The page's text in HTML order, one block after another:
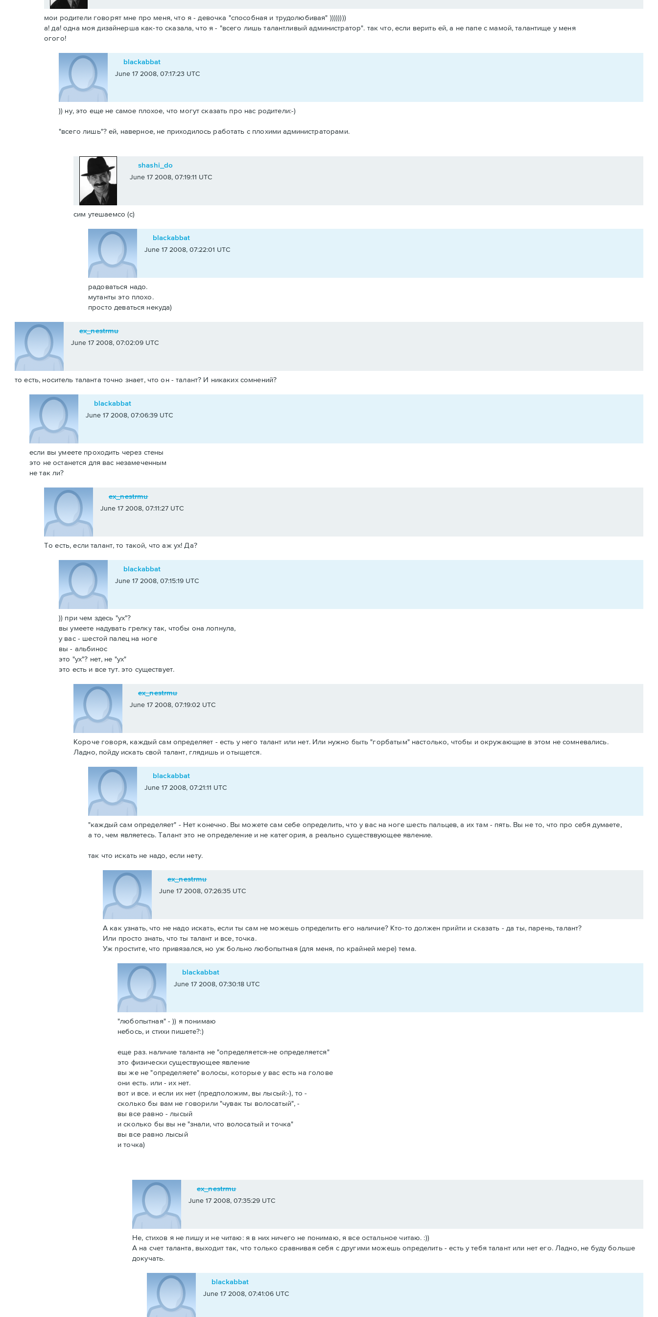
мои родители говорят мне про меня, что я - девочка "способная и трудолюбивая" ))))))))
а! да! одна моя дизайнерша как-то сказала, что я - "всего лишь талантливый администратор". так что, если верить ей, а не папе с мамой, талантище у меня
огого!
blackabbat
June 17 2008, 07:17:23 UTC
)) ну, это еще не самое плохое, что могут сказать про нас родители:-)
"всего лишь"? ей, наверное, не приходилось работать с плохими администраторами.
shashi_do
June 17 2008, 07:19:11 UTC
сим утешаемсо (с)
blackabbat
June 17 2008, 07:22:01 UTC
радоваться надо.
мутанты это плохо.
просто деваться некуда)
ex_nestrmu
June 17 2008, 07:02:09 UTC
то есть, носитель таланта точно знает, что он - талант? И никаких сомнений?
blackabbat
June 17 2008, 07:06:39 UTC
если вы умеете проходить через стены
это не останется для вас незамеченным
не так ли?
ex_nestrmu
June 17 2008, 07:11:27 UTC
То есть, если талант, то такой, что аж ух! Да?
blackabbat
June 17 2008, 07:15:19 UTC
)) при чем здесь "ух"?
вы умеете надувать грелку так, чтобы она лопнула,
у вас - шестой палец на ноге
вы - альбинос
это "ух"? нет, не "ух"
это есть и все тут. это существует.
ex_nestrmu
June 17 2008, 07:19:02 UTC
Короче говоря, каждый сам определяет - есть у него талант или нет. Или нужно быть "горбатым" настолько, чтобы и окружающие в этом не сомневались.
Ладно, пойду искать свой талант, глядишь и отыщется.
blackabbat
June 17 2008, 07:21:11 UTC
"каждый сам определяет" - Нет конечно. Вы можете сам себе определить, что у вас на ноге шесть пальцев, а их там - пять. Вы не то, что про себя думаете,
а то, чем являетесь. Талант это не определение и не категория, а реально существвующее явление.
так что искать не надо, если нету.
ex_nestrmu
June 17 2008, 07:26:35 UTC
А как узнать, что не надо искать, если ты сам не можешь определить его наличие? Кто-то должен прийти и сказать - да ты, парень, талант?
Или просто знать, что ты талант и все, точка.
Уж простите, что привязался, но уж больно любопытная (для меня, по крайней мере) тема.
blackabbat
June 17 2008, 07:30:18 UTC
"любопытная" - )) я понимаю
небось, и стихи пишете?:)
еще раз. наличие таланта не "определяется-не определяется"
это физически существующее явление
вы же не "определяете" волосы, которые у вас есть на голове
они есть. или - их нет.
вот и все. и если их нет (предположим, вы лысый:-), то -
сколько бы вам не говорили "чувак ты волосатый", -
вы все равно - лысый
и сколько бы вы не "знали, что волосатый и точка"
вы все равно лысый
и точка)
ex_nestrmu
June 17 2008, 07:35:29 UTC
Не, стихов я не пишу и не читаю: я в них ничего не понимаю, я все остальное читаю. :))
А на счет таланта, выходит так, что только сравнивая себя с другими можешь определить - есть у тебя талант или нет его. Ладно, не буду больше
докучать.
blackabbat
June 17 2008, 07:41:06 UTC